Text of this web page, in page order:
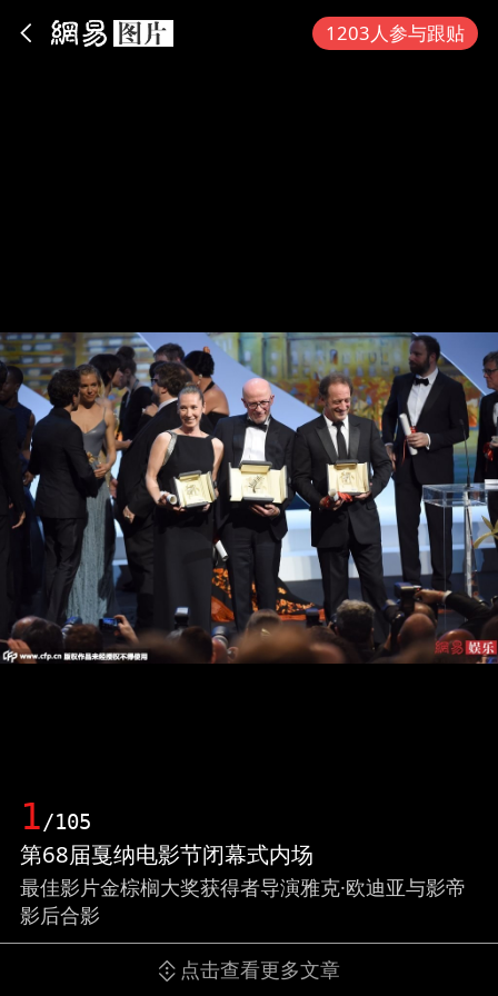
1203人参与跟贴
1/105
第68届戛纳电影节闭幕式内场
最佳影片金棕榈大奖获得者导演雅克·欧迪亚与影帝
影后合影
点击查看更多文章